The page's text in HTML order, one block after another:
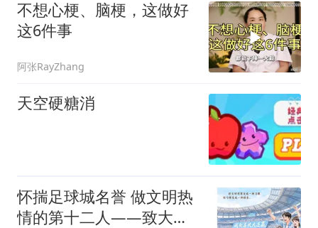
不想心梗、脑梗，这做好
这6件事
阿张RayZhang
天空硬糖消
怀揣足球城名誉 做文明热
情的第十二人——致大连